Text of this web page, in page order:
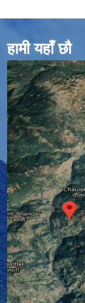
हामी यहाँ छौ